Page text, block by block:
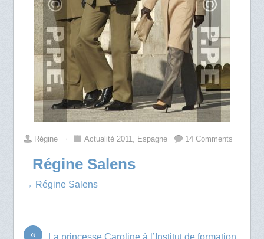
Régine ⋅ Actualité 2011, Espagne 14 Comments
Régine Salens
→ Régine Salens
«